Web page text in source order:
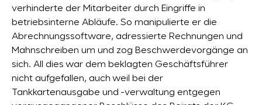
verhinderte der Mitarbeiter durch Eingriffe in
betriebsinterne Abläufe. So manipulierte er die
Abrechnungssoftware, adressierte Rechnungen und
Mahnschreiben um und zog Beschwerdevorgänge an
sich. All dies war dem beklagten Geschäftsführer
nicht aufgefallen, auch weil bei der
Tankkartenausgabe und -verwaltung entgegen